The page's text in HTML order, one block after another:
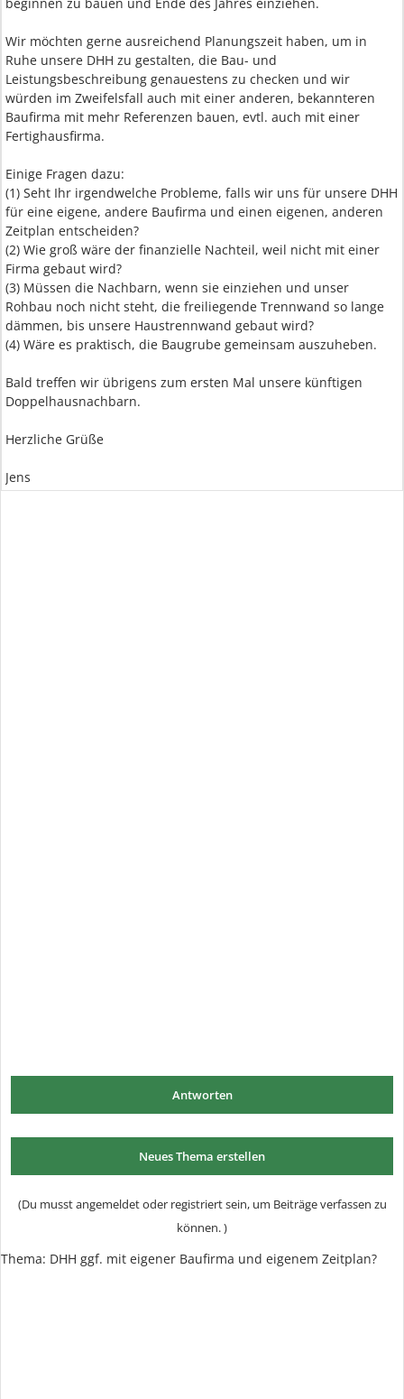
Wir möchten gerne ausreichend Planungszeit haben, um in
Ruhe unsere DHH zu gestalten, die Bau- und
Leistungsbeschreibung genauestens zu checken und wir
würden im Zweifelsfall auch mit einer anderen, bekannteren
Baufirma mit mehr Referenzen bauen, evtl. auch mit einer
Fertighausfirma.
Einige Fragen dazu:
(1) Seht Ihr irgendwelche Probleme, falls wir uns für unsere DHH
für eine eigene, andere Baufirma und einen eigenen, anderen
Zeitplan entscheiden?
(2) Wie groß wäre der finanzielle Nachteil, weil nicht mit einer
Firma gebaut wird?
(3) Müssen die Nachbarn, wenn sie einziehen und unser
Rohbau noch nicht steht, die freiliegende Trennwand so lange
dämmen, bis unsere Haustrennwand gebaut wird?
(4) Wäre es praktisch, die Baugrube gemeinsam auszuheben.
Bald treffen wir übrigens zum ersten Mal unsere künftigen
Doppelhausnachbarn.
Herzliche Grüße
Jens
Antworten
Neues Thema erstellen
(Du musst angemeldet oder registriert sein, um Beiträge verfassen zu
können. )
Thema: DHH ggf. mit eigener Baufirma und eigenem Zeitplan?